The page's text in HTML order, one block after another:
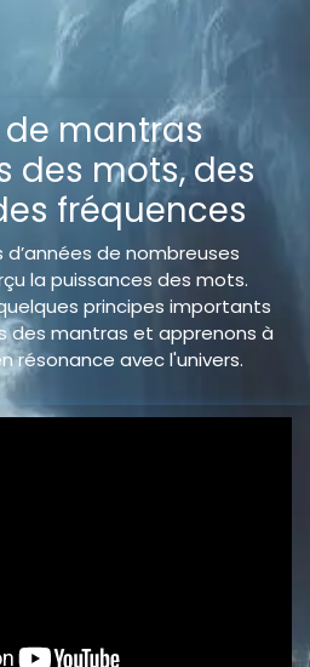
mantras
des mots, des
fréquences
d’années de nombreuses
la puissances des mots.
principes importants
des mantras et apprenons à
résonance avec l'univers.